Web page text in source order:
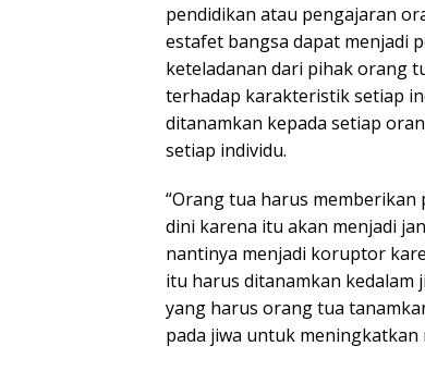
pendidikan atau pengajaran
estafet bangsa dapat menjadi
keteladanan dari pihak orang
terhadap karakteristik setiap
ditanamkan kepada setiap
setiap individu.
“Orang tua harus memberikan
dini karena itu akan menjadi
nantinya menjadi koruptor
itu harus ditanamkan kedalam
yang harus orang tua
pada jiwa untuk